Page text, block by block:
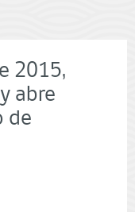
2015,
abre
de